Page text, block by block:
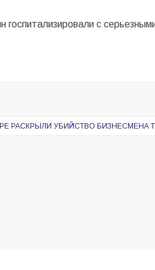
с
РАСКРЫЛИ УБИЙСТВО БИЗНЕСМЕНА